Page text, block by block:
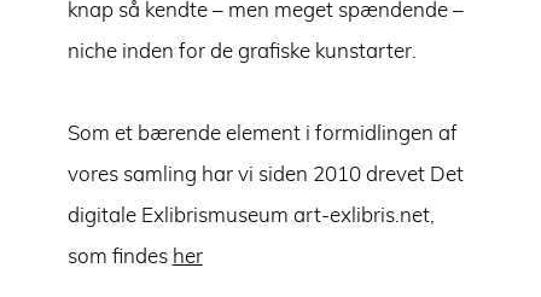
knap så kendte – men meget spændende –
niche inden for de grafiske kunstarter.
Som et bærende element i formidlingen af
vores samling har vi siden 2010 drevet Det
digitale Exlibrismuseum art-exlibris.net,
som findes her